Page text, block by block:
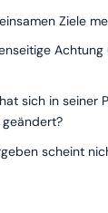
Ziele
Achtung
sich in seiner
scheint